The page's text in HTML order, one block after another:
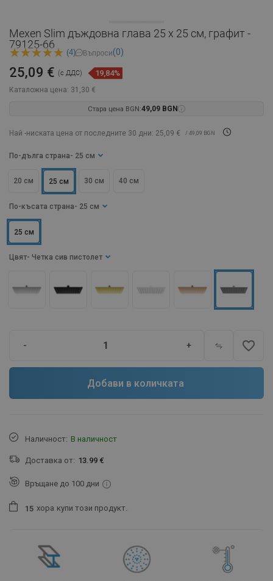
Mexen Slim дъждовна глава 25 x 25 см, графит -
79125-66
(4) Въпроси(0)
Каталожна цена: 31,30 €
25,09 € (с ДДС) 19,84%
Стара цена BGN:49,09 BGN
Най -ниската цена от последните 30 дни: 25,09 € / 49,09 BGN
По-дълга страна - 25 см
20 см 25 см 30 см 40 см
По-късата страна - 25 см
25 см
Цвят - Четка сив пистолет
- + favorite_border
Добави в количката
Наличност: В наличност
Доставка от: 13.99 €
Връщане до 100 дни
1 5 хора купи този продукт.